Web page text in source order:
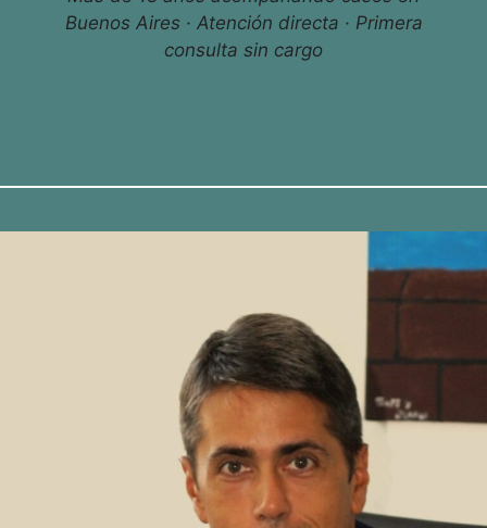
Buenos Aires · Atención directa · Primera
consulta sin cargo